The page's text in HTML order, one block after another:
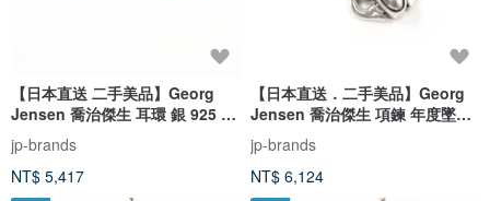
【日本直送 二手美品】Georg
Jensen 喬治傑生 耳環 銀 925 古
董精品 已拋光
jp-brands
NT$ 5,417
【日本直送．二手美品】Georg
Jensen 喬治傑生 項鍊 年度墜飾
2006 傳承系列
jp-brands
NT$ 6,124